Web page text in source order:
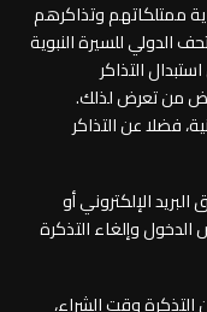
ممتلكاتهم وتذاكرهم
الدولي للسيرة النبوية
التذاكر
من تعرض لذلك.
فضلا عن التذاكر
الإلكتروني أو
وإلغاء التذكرة
وقت الشراء،